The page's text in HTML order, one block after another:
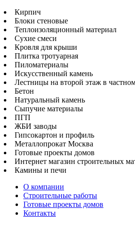
Кирпич
Блоки стеновые
Теплоизоляционный материал
Сухие смеси
Кровля для крыши
Плитка тротуарная
Пиломатериалы
Искусственный камень
Лестницы на второй этаж в
Бетон
Натуральный камень
Сыпучие материалы
ПГП
ЖБИ заводы
Гипсокартон и профиль
Металлопрокат Москва
Готовые проекты домов
Интернет магазин строительных
Камины и печи
О компании
Строительные работы
Готовые проекты домов
Контакты